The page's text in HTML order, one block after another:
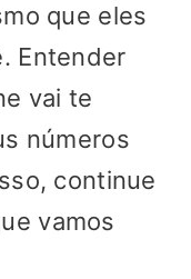
que eles
Entender
vai te
números
continue
vamos